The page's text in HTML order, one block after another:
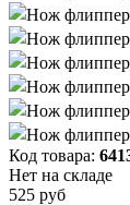
Код товара:
Нет на складе
525 руб